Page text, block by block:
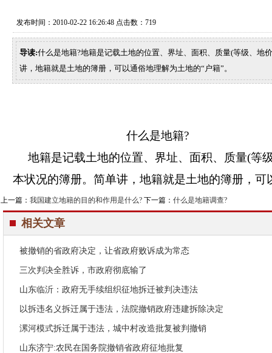
发布时间：2010-02-22 16:26:48 点击数： 719
导读:什么是地籍?地籍是记载土地的位置、界址、面积、质量(等级、地
讲，地籍就是土地的簿册，可以通俗地理解为土地的“户籍”。
什么是地籍?
地籍是记载土地的位置、界址、面积、质量(等
本状况的簿册。简单讲，地籍就是土地的簿册，可
上一篇： 我国建立地籍的目的和作用是什么? 下一篇： 什么是地籍调查?
相关文章
被撤销的省政府决定，让省政府败诉成为常态
三次判决全胜诉，市政府彻底输了
山东临沂：政府无手续组织征地拆迁被判决违法
以拆违名义拆迁属于违法，法院撤销政府违建拆除决定
漯河模式拆迁属于违法，城中村改造批复被判撤销
山东济宁:农民在国务院撤销省政府征地批复